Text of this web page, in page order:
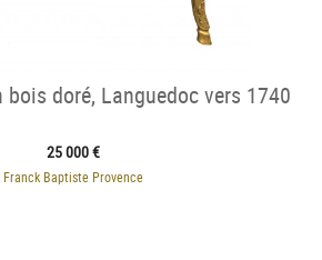
bois doré, Languedoc vers 1740
25 000 €
Franck Baptiste Provence